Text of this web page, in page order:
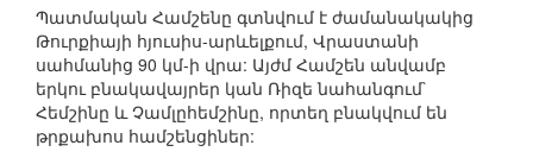
Պատմական Համշենը գտնվում է ժամանակակից
Թուրքիայի հյուսիս-արևելքում, Վրաստանի
սահմանից 90 կմ-ի վրա: Այժմ Համշեն անվամբ
երկու բնակավայրեր կան Ռիզե նահանգում`
Հեմշինը և Չամլըհեմշինը, որտեղ բնակվում են
թրքախոս համշենցիներ: